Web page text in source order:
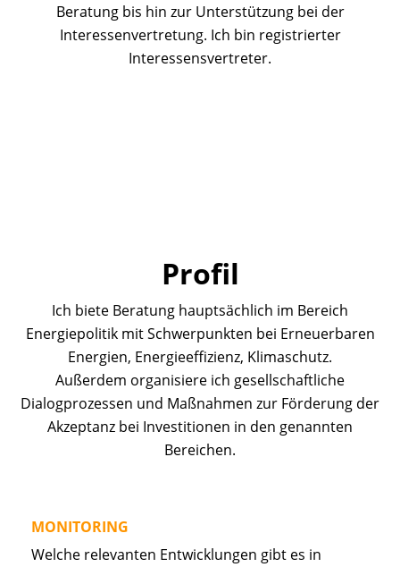
Beratung bis hin zur Unterstützung bei der
Interessenvertretung. Ich bin registrierter
Interessensvertreter.
Profil
Ich biete Beratung hauptsächlich im Bereich
Energiepolitik mit Schwerpunkten bei Erneuerbaren
Energien, Energieeffizienz, Klimaschutz.
Außerdem organisiere ich gesellschaftliche
Dialogprozessen und Maßnahmen zur Förderung der
Akzeptanz bei Investitionen in den genannten
Bereichen.
MONITORING
Welche relevanten Entwicklungen gibt es in